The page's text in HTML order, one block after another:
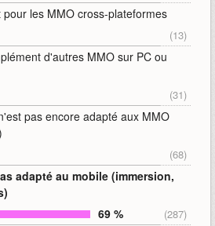
les MMO cross-plateformes
(13)
d'autres MMO sur PC ou
(31)
pas encore adapté aux MMO
(68)
adapté au mobile (immersion,
69 %
(287)